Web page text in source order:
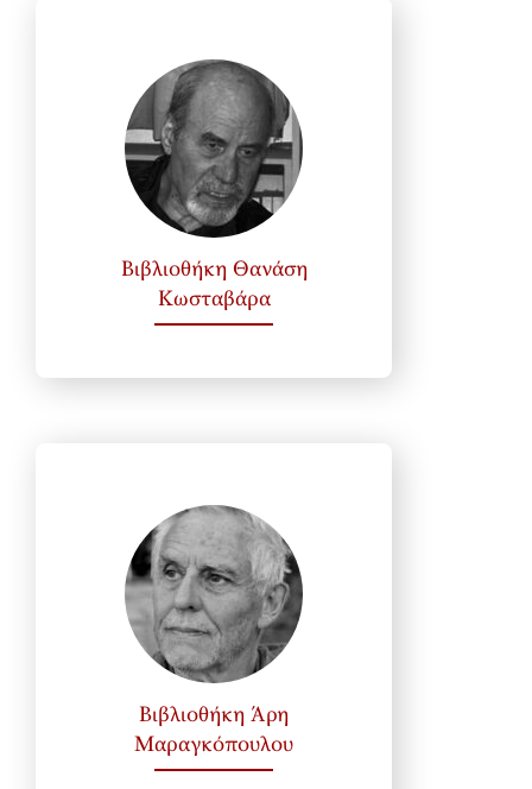
Βιβλιοθήκη Θανάση
Κωσταβάρα
Βιβλιοθήκη Άρη
Μαραγκόπουλου